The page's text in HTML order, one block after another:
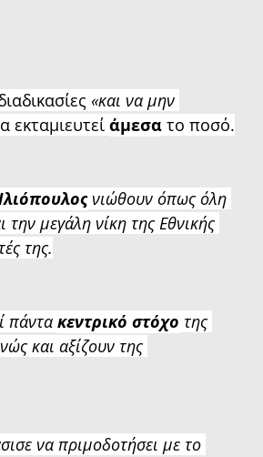
«και να μην
εκταμιευτεί άμεσα το ποσό.
νιώθουν όπως όλη
μεγάλη νίκη της Εθνικής
της.
πάντα κεντρικό στόχο της
και αξίζουν της
να πριμοδοτήσει με το